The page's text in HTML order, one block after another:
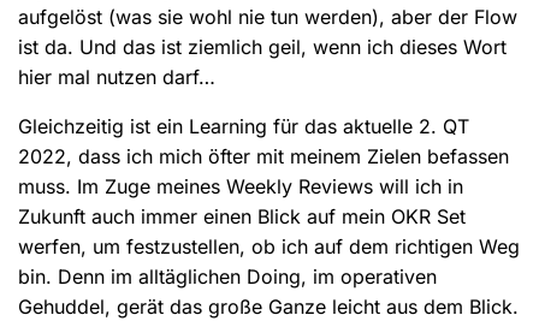
aufgelöst (was sie wohl nie tun werden), aber der Flow
ist da. Und das ist ziemlich geil, wenn ich dieses Wort
hier mal nutzen darf…
Gleichzeitig ist ein Learning für das aktuelle 2. QT
2022, dass ich mich öfter mit meinem Zielen befassen
muss. Im Zuge meines Weekly Reviews will ich in
Zukunft auch immer einen Blick auf mein OKR Set
werfen, um festzustellen, ob ich auf dem richtigen Weg
bin. Denn im alltäglichen Doing, im operativen
Gehuddel, gerät das große Ganze leicht aus dem Blick.